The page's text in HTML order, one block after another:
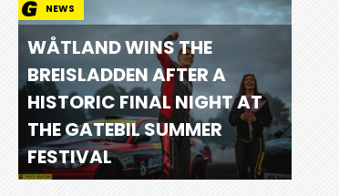
NEWS
WÅTLAND WINS THE
BREISLADDEN AFTER A
HISTORIC FINAL NIGHT AT
THE GATEBIL SUMMER
FESTIVAL